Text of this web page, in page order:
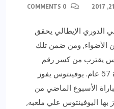
الدوري الإيطالي يحقق
الأضواء, ومن ضمن تلك
يقترب من كسر رقم
برشلونة الذي إحتكره لمدة 57 عام. يوفينتوس يفوز
: بمباراة الأسبوع الماضي من
بها اليوفينتوس علي ملعبه,